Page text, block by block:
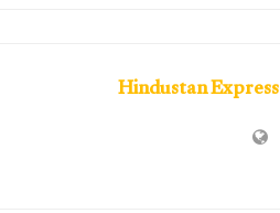
Hindustan Express